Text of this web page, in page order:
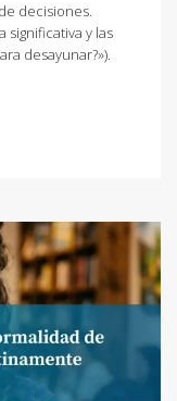
decisiones.
significativa y las
desayunar?»).